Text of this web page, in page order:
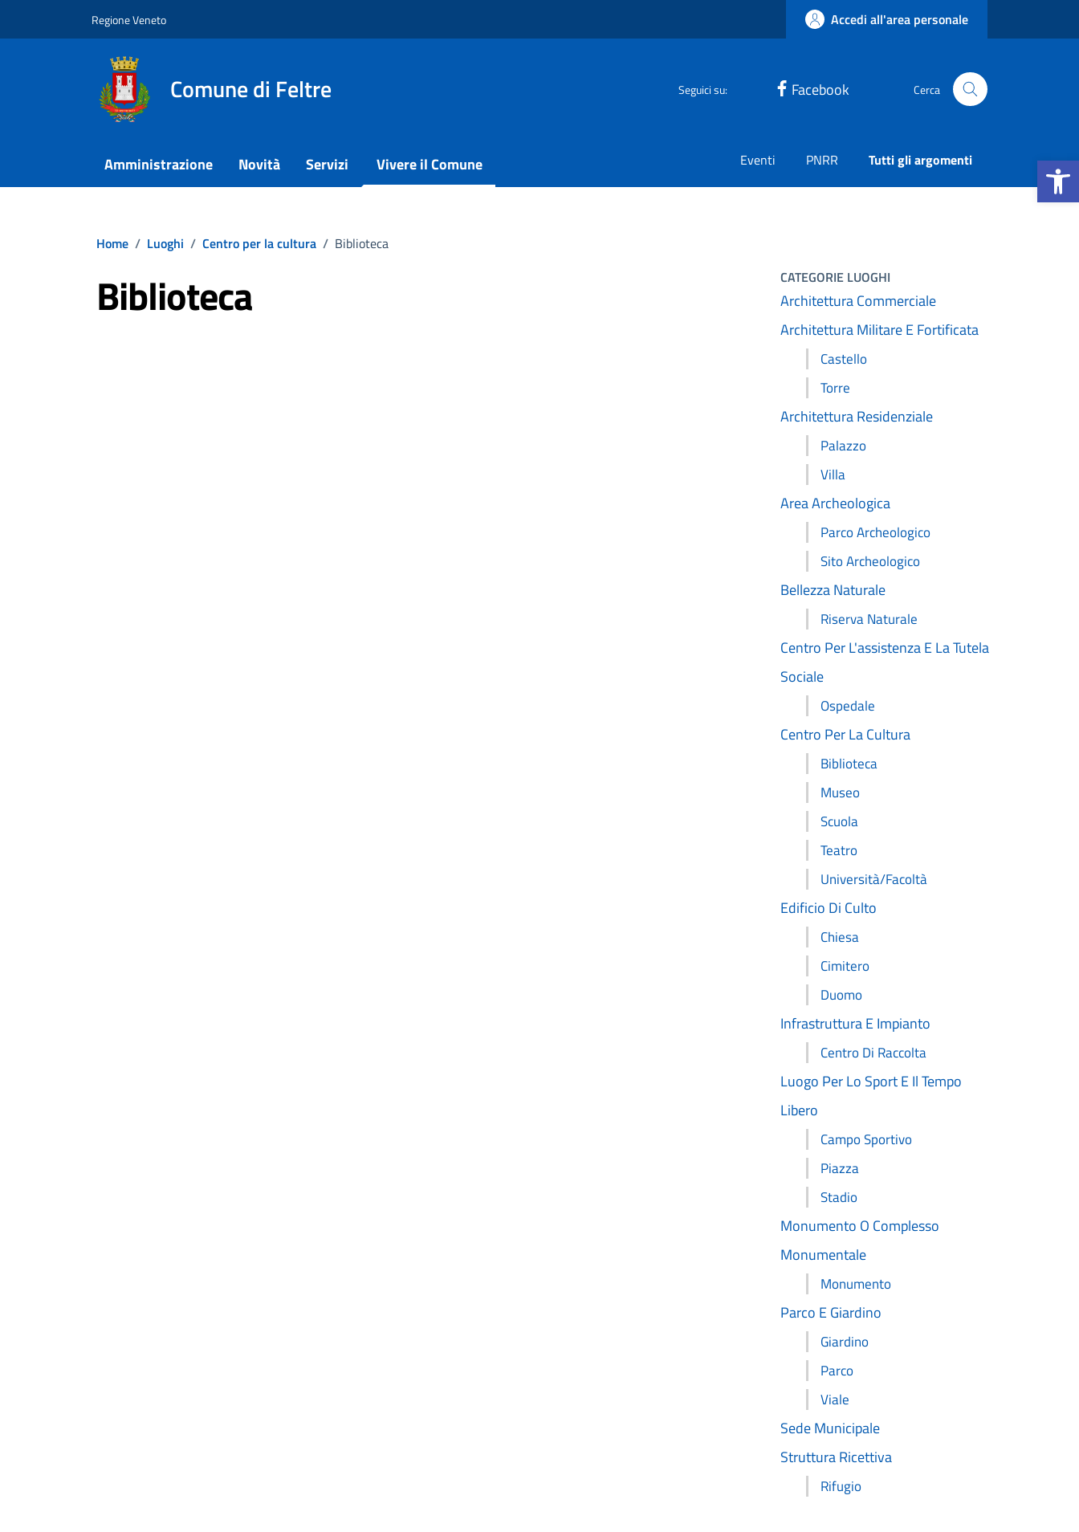
Apri la
Regione Veneto Accedi all'area personale
Comune di Feltre Seguici su: Facebook Cerca
Amministrazione Novità Servizi Vivere il Comune Eventi PNRR Tutti gli argomenti
Home / Luoghi / Centro per la cultura / Biblioteca
Biblioteca CATEGORIE LUOGHI
Architettura Commerciale
Architettura Militare E Fortificata
Castello
Torre
Architettura Residenziale
Palazzo
Villa
Area Archeologica
Parco Archeologico
Sito Archeologico
Bellezza Naturale
Riserva Naturale
Centro Per L'assistenza E La Tutela
Sociale
Ospedale
Centro Per La Cultura
Biblioteca
Museo
Scuola
Teatro
Università/Facoltà
Edificio Di Culto
Chiesa
Cimitero
Duomo
Infrastruttura E Impianto
Centro Di Raccolta
Luogo Per Lo Sport E Il Tempo
Libero
Campo Sportivo
Piazza
Stadio
Monumento O Complesso
Monumentale
Monumento
Parco E Giardino
Giardino
Parco
Viale
Sede Municipale
Struttura Ricettiva
Rifugio